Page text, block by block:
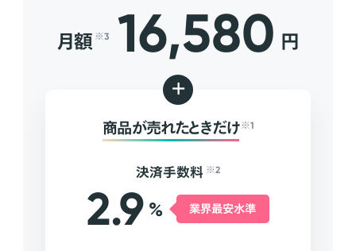
月額 ※3 16,580 円
+
商品が売れたときだけ ※1
決済手数料 ※2
2.9 % 業界最安水準